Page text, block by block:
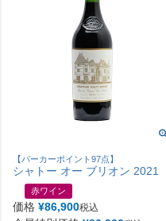
【パーカーポイント97点】
シャトー オー ブリオン 2021
赤ワイン
価格 ¥86,900税込